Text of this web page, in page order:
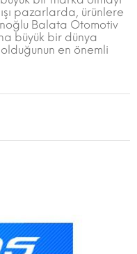
pazarlarda, ürünlere
Balata Otomotiv
büyük bir dünya
en önemli